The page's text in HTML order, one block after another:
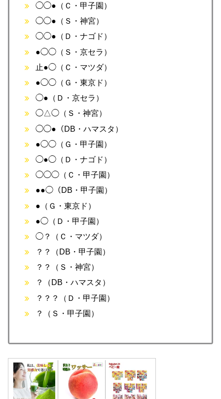
◯◯●（Ｃ・甲子園）
◯◯●（Ｓ・神宮）
◯◯●（Ｄ・ナゴド）
●◯◯（Ｓ・京セラ）
止●◯（Ｃ・マツダ）
●◯◯（Ｇ・東京ド）
◯●（Ｄ・京セラ）
◯△◯（Ｓ・神宮）
◯◯●（DB・ハマスタ）
●◯◯（Ｇ・甲子園）
◯●◯（Ｄ・ナゴド）
◯◯◯（Ｃ・甲子園）
●●◯（DB・甲子園）
●（Ｇ・東京ド）
●◯（Ｄ・甲子園）
◯？（Ｃ・マツダ）
？？（DB・甲子園）
？？（Ｓ・神宮）
？（DB・ハマスタ）
？？？（Ｄ・甲子園）
？（Ｓ・甲子園）